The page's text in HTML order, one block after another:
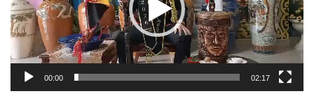
00:00 02:17